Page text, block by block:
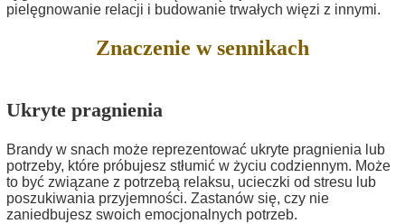
pielęgnowanie relacji i budowanie trwałych więzi z innymi.
Znaczenie w sennikach
Ukryte pragnienia
Brandy w snach może reprezentować ukryte pragnienia lub
potrzeby, które próbujesz stłumić w życiu codziennym. Może
to być związane z potrzebą relaksu, ucieczki od stresu lub
poszukiwania przyjemności. Zastanów się, czy nie
zaniedbujesz swoich emocjonalnych potrzeb.